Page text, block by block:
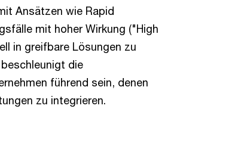
Ansätzen wie Rapid
mit hoher Wirkung ("High
in greifbare Lösungen zu
die
führend sein, denen
zu integrieren.